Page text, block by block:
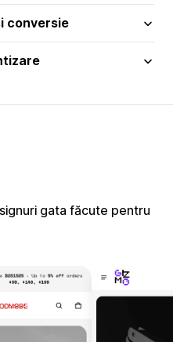
conversie
gata făcute pentru